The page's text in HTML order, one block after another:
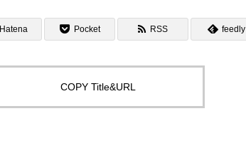
Hatena Pocket RSS feedly
COPY Title&URL